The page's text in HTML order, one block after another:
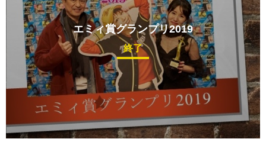
エミィ賞グランプリ2019
終了